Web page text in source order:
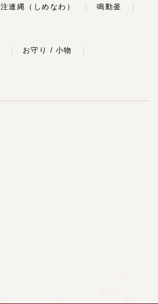
注連縄（しめなわ） 鳴動釜
お守り / 小物